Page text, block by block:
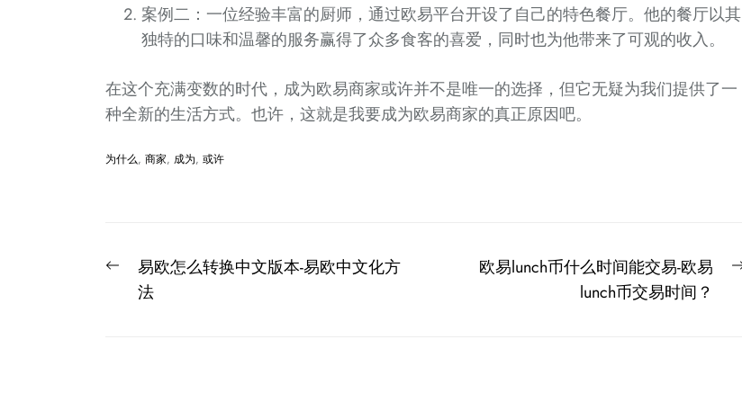
案例二：一位经验丰富的厨师，通过欧易平台开设了自己的特色餐厅。他的餐厅以其
独特的口味和温馨的服务赢得了众多食客的喜爱，同时也为他带来了可观的收入。
在这个充满变数的时代，成为欧易商家或许并不是唯一的选择，但它无疑为我们提供了一
种全新的生活方式。也许，这就是我要成为欧易商家的真正原因吧。
为什么, 商家, 成为, 或许
文
Previous易欧怎么转换中文版本-易欧中文化方
法
欧易lunch币什么时间能交易-欧易
lunch币交易时间？